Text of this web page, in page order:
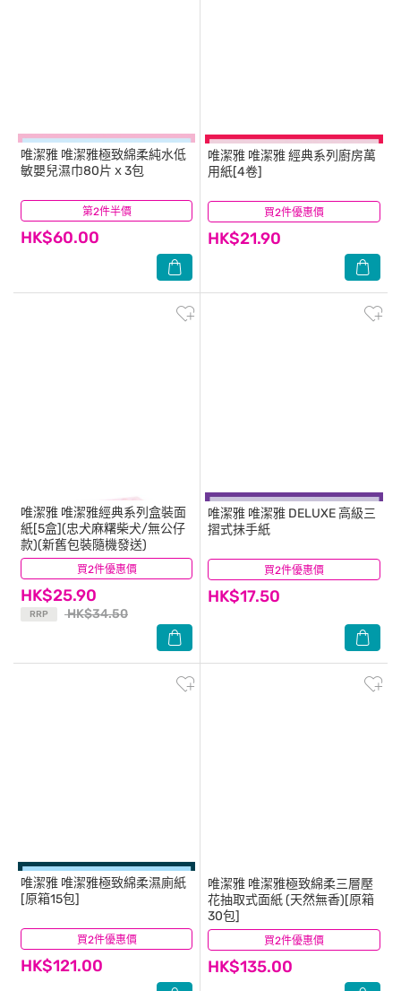
第2件半價
唯潔雅 唯潔雅極致綿柔純水低
敏嬰兒濕巾80片ｘ3包
HK$60.00
(3) 買2件優惠價
唯潔雅 唯潔雅 經典系列廚房萬
用紙[4卷]
HK$21.90
(9)
買2件優惠價
唯潔雅 唯潔雅經典系列盒裝面
紙[5盒](忠犬麻糬柴犬/無公仔
款)(新舊包裝隨機發送)
HK$25.90
RRP HK$34.50
(9) 買2件優惠價
唯潔雅 唯潔雅 DELUXE 高級三
摺式抺手紙
HK$17.50
(2)
買2件優惠價
唯潔雅 唯潔雅極致綿柔濕廁紙
[原箱15包]
HK$121.00
(6) 買2件優惠價
唯潔雅 唯潔雅極致綿柔三層壓
花抽取式面紙 (天然無香)[原箱
30包]
HK$135.00
(5)